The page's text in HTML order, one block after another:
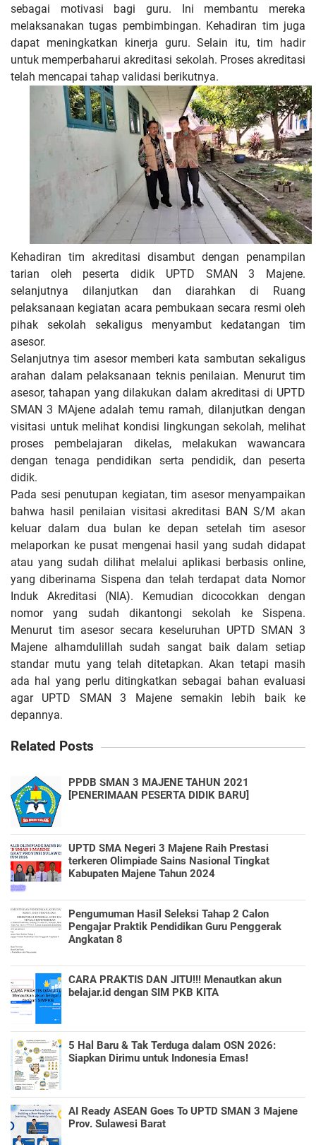
sebagai motivasi bagi guru. Ini membantu mereka
melaksanakan tugas pembimbingan. Kehadiran tim juga
dapat meningkatkan kinerja guru. Selain itu, tim hadir
untuk memperbaharui akreditasi sekolah. Proses akreditasi
telah mencapai tahap validasi berikutnya.
Kehadiran tim akreditasi disambut dengan penampilan
tarian oleh peserta didik UPTD SMAN 3 Majene.
selanjutnya dilanjutkan dan diarahkan di Ruang
pelaksanaan kegiatan acara pembukaan secara resmi oleh
pihak sekolah sekaligus menyambut kedatangan tim
asesor.
Selanjutnya tim asesor memberi kata sambutan sekaligus
arahan dalam pelaksanaan teknis penilaian. Menurut tim
asesor, tahapan yang dilakukan dalam akreditasi di UPTD
SMAN 3 MAjene adalah temu ramah, dilanjutkan dengan
visitasi untuk melihat kondisi lingkungan sekolah, melihat
proses pembelajaran dikelas, melakukan wawancara
dengan tenaga pendidikan serta pendidik, dan peserta
didik.
Pada sesi penutupan kegiatan, tim asesor menyampaikan
bahwa hasil penilaian visitasi akreditasi BAN S/M akan
keluar dalam dua bulan ke depan setelah tim asesor
melaporkan ke pusat mengenai hasil yang sudah didapat
atau yang sudah dilihat melalui aplikasi berbasis online,
yang diberinama Sispena dan telah terdapat data Nomor
Induk Akreditasi (NIA). Kemudian dicocokkan dengan
nomor yang sudah dikantongi sekolah ke Sispena.
Menurut tim asesor secara keseluruhan UPTD SMAN 3
Majene alhamdulillah sudah sangat baik dalam setiap
standar mutu yang telah ditetapkan. Akan tetapi masih
ada hal yang perlu ditingkatkan sebagai bahan evaluasi
agar UPTD SMAN 3 Majene semakin lebih baik ke
depannya.
Related Posts
PPDB SMAN 3 MAJENE TAHUN 2021
[PENERIMAAN PESERTA DIDIK BARU]
UPTD SMA Negeri 3 Majene Raih Prestasi
terkeren Olimpiade Sains Nasional Tingkat
Kabupaten Majene Tahun 2024
Pengumuman Hasil Seleksi Tahap 2 Calon
Pengajar Praktik Pendidikan Guru Penggerak
Angkatan 8
CARA PRAKTIS DAN JITU!!! Menautkan akun
belajar.id dengan SIM PKB KITA
5 Hal Baru & Tak Terduga dalam OSN 2026:
Siapkan Dirimu untuk Indonesia Emas!
AI Ready ASEAN Goes To UPTD SMAN 3 Majene
Prov. Sulawesi Barat